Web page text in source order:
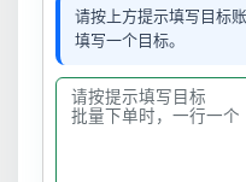
请按上方提示填写目标
填写一个目标。